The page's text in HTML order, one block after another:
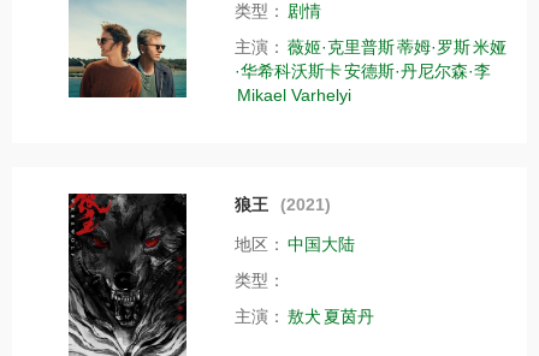
类型： 剧情
主演： 薇姬·克里普斯蒂姆·罗斯米娅
·华希科沃斯卡安德斯·丹尼尔森·李
Mikael Varhelyi
狼王 (2021)
地区： 中国大陆
类型：
主演： 敖犬 夏茵丹